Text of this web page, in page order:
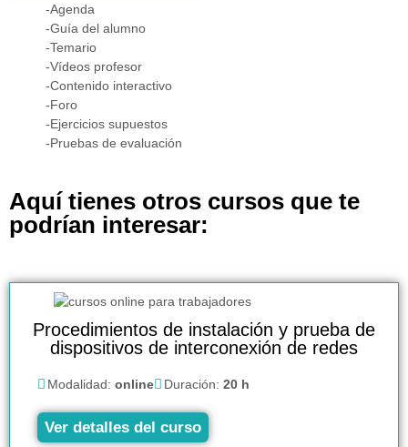
-Agenda
-Guía del alumno
-Temario
-Vídeos profesor
-Contenido interactivo
-Foro
-Ejercicios supuestos
-Pruebas de evaluación
Aquí tienes otros cursos que te
podrían interesar:
Procedimientos de instalación y prueba de
dispositivos de interconexión de redes
Modalidad: online Duración: 20 h
Ver detalles del curso